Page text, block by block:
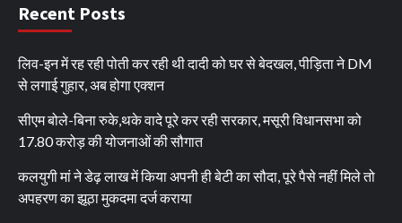
Recent Posts
लिव-इन में रह रही पोती कर रही थी दादी को घर से बेदखल, पीड़िता ने DM
से लगाई गुहार, अब होगा एक्शन
सीएम बोले-बिना रुके,थके वादे पूरे कर रही सरकार, मसूरी विधानसभा को
17.80 करोड़ की योजनाओं की सौगात
कलयुगी मां ने डेढ़ लाख में किया अपनी ही बेटी का सौदा, पूरे पैसे नहीं मिले तो
अपहरण का झूठा मुकदमा दर्ज कराया